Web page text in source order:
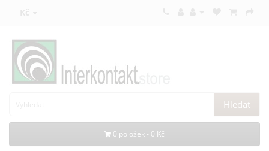
Kč
Hledat
0 položek - 0 Kč